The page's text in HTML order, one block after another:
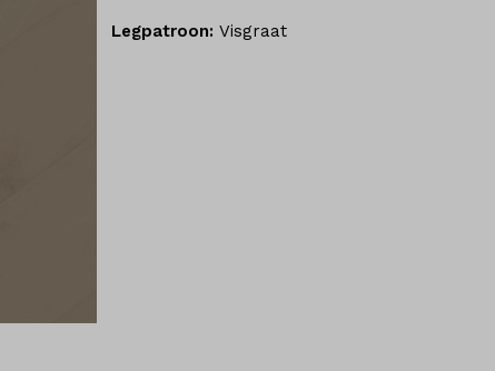
Legpatroon: Visgraat